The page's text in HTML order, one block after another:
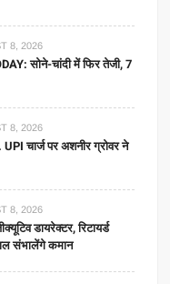
8, 2026
सोने-चांदी में फिर तेजी, 7
8, 2026
चार्ज पर अशनीर ग्रोवर ने
8, 2026
डायरेक्टर, रिटायर्ड
संभालेंगे कमान